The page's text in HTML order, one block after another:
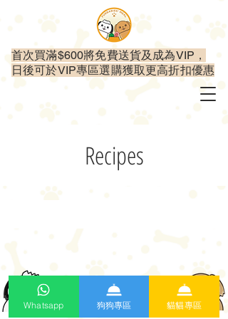
首次買滿$600將免費送貨及成為VIP，
日後可於VIP專區選購獲取更高折扣優惠
Recipes
Whatsapp 狗狗專區 貓貓專區